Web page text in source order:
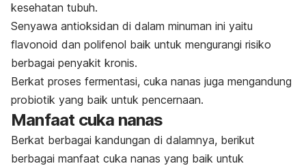
kesehatan tubuh.
Senyawa antioksidan di dalam minuman ini yaitu
flavonoid dan polifenol baik untuk mengurangi risiko
berbagai penyakit kronis.
Berkat proses fermentasi, cuka nanas juga mengandung
probiotik yang baik untuk pencernaan.
Manfaat cuka nanas
Berkat berbagai kandungan di dalamnya, berikut
berbagai manfaat cuka nanas yang baik untuk